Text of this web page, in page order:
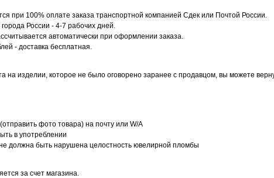
при 100% оплате заказа транспортной компанией Сдек или Почтой России.
города России - 4-7 рабочих дней.
автоматически при оформлении заказа.
- доставка бесплатная.
на изделии, которое не было оговорено заранее с продавцом, вы можете
фото товара) на почту или W/А
в употреблении
должна быть нарушена целостность ювелирной пломбы
за счет магазина.